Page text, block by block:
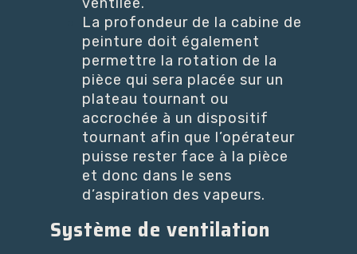
La profondeur de la cabine de
peinture doit également
permettre la rotation de la
pièce qui sera placée sur un
plateau tournant ou
accrochée à un dispositif
tournant afin que l’opérateur
puisse rester face à la pièce
et donc dans le sens
d’aspiration des vapeurs.
Système de ventilation